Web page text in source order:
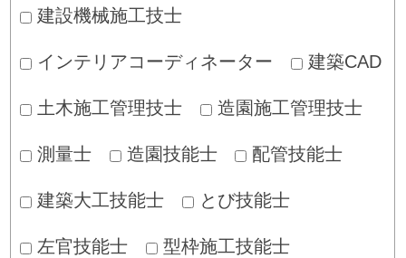
建設機械施工技士
インテリアコーディネーター 建築CAD
土木施工管理技士 造園施工管理技士
測量士 造園技能士 配管技能士
建築大工技能士 とび技能士
左官技能士 型枠施工技能士